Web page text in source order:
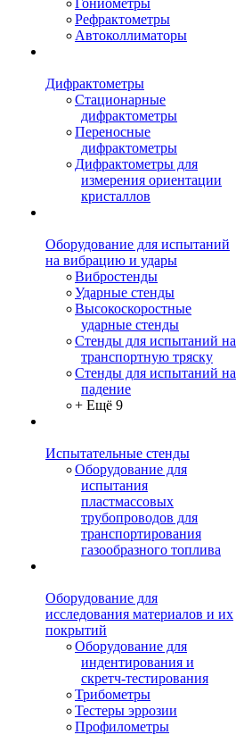
Гониометры
Рефрактометры
Автоколлиматоры
Дифрактометры
Стационарные
дифрактометры
Переносные
дифрактометры
Дифрактометры для
измерения ориентации
кристаллов
Оборудование для испытаний
на вибрацию и удары
Вибростенды
Ударные стенды
Высокоскоростные
ударные стенды
Стенды для испытаний на
транспортную тряску
Стенды для испытаний на
падение
+ Ещё 9
Испытательные стенды
Оборудование для
испытания
пластмассовых
трубопроводов для
транспортирования
газообразного топлива
Оборудование для
исследования материалов и их
покрытий
Оборудование для
индентирования и
скретч-тестирования
Трибометры
Тестеры эррозии
Профилометры